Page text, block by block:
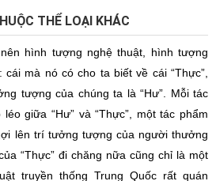
THỂ LOẠI KHÁC
hình tượng nghệ thuật, hình tượng
mà nó có cho ta biết về cái “Thực”,
tượng của chúng ta là “Hư”. Mỗi tác
giữa “Hư” và “Thực”, một tác phẩm
lên trí tưởng tượng của người thưởng
“Thực” đi chăng nữa cũng chỉ là một
truyền thống Trung Quốc rất quán